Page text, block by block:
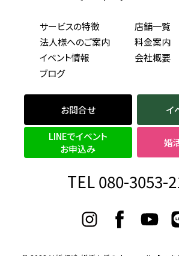
サービスの特徴
店舗一覧
法人様へのご案内
料金案内
イベント情報
会社概要
ブログ
お問合せ イ
LINEでイベント
お申込み
婚
TEL 080-3053-